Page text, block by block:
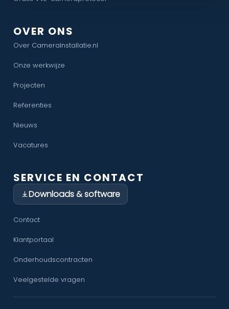
OVER ONS
Over CameraInstallatie.nl
Onze werkwijze
Projecten
Referenties
Nieuws
Vacatures
SERVICE EN CONTACT
Downloads & software
Contact
Klantportaal
Onderhoudscontracten
Veelgestelde vragen